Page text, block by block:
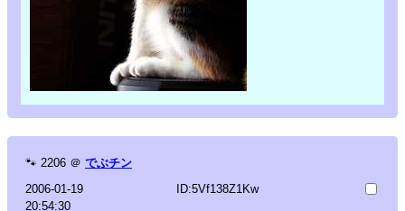
🐾 2206 ＠ でぶチン
2006-01-19
20:54:30
ID:5Vf138Z1Kw